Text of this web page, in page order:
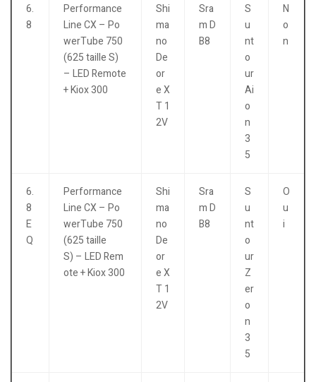
6.
8
Performance
Line CX – Po
werTube 750
(625 taille S)
– LED Remote
+ Kiox 300
Shi
ma
no
De
or
e X
T 1
2V
Sra
m D
B8
S
u
nt
o
ur
Ai
o
n
3
5
N
o
n
6.
8
E
Q
Performance
Line CX – Po
werTube 750
(625 taille
S) – LED Rem
ote + Kiox 300
Shi
ma
no
De
or
e X
T 1
2V
Sra
m D
B8
S
u
nt
o
ur
Z
er
o
n
3
5
O
u
i